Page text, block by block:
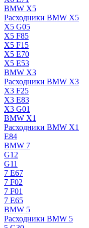
BMW X5
Расходники BMW X5
X5 G05
X5 F85
X5 F15
X5 E70
X5 E53
BMW X3
Расходники BMW X3
X3 F25
X3 E83
X3 G01
BMW X1
Расходники BMW X1
E84
BMW 7
G12
G11
7 Е67
7 F02
7 F01
7 E65
BMW 5
Расходники BMW 5